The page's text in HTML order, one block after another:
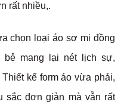
rất nhiều,.
chọn loại áo sơ mi đồng
mang lại nét lịch sự,
kế form áo vừa phải,
sắc đơn giản mà vẫn rất